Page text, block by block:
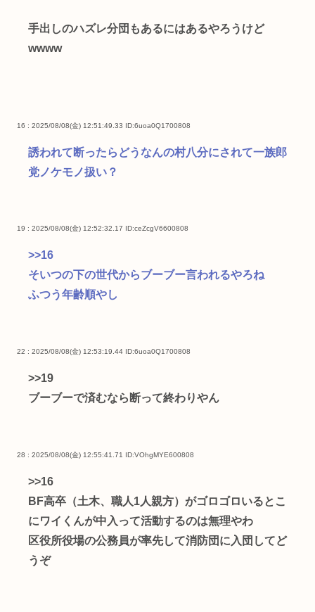
手出しのハズレ分団もあるにはあるやろうけど
wwww
16 : 2025/08/08(金) 12:51:49.33 ID:6uoa0Q1700808
誘われて断ったらどうなんの村八分にされて一族郎
党ノケモノ扱い？
19 : 2025/08/08(金) 12:52:32.17 ID:ceZcgV6600808
>>16
そいつの下の世代からブーブー言われるやろね
ふつう年齢順やし
22 : 2025/08/08(金) 12:53:19.44 ID:6uoa0Q1700808
>>19
ブーブーで済むなら断って終わりやん
28 : 2025/08/08(金) 12:55:41.71 ID:VOhgMYE600808
>>16
BF高卒（土木、職人1人親方）がゴロゴロいるとこ
にワイくんが中入って活動するのは無理やわ
区役所役場の公務員が率先して消防団に入団してど
うぞ